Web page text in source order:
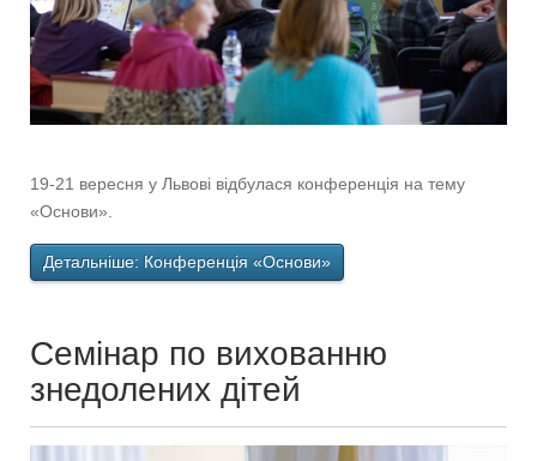
19-21 вересня у Львові відбулася конференція на тему
«Основи».
Детальніше: Конференція «Основи»
Cемінар по вихованню
знедолених дітей